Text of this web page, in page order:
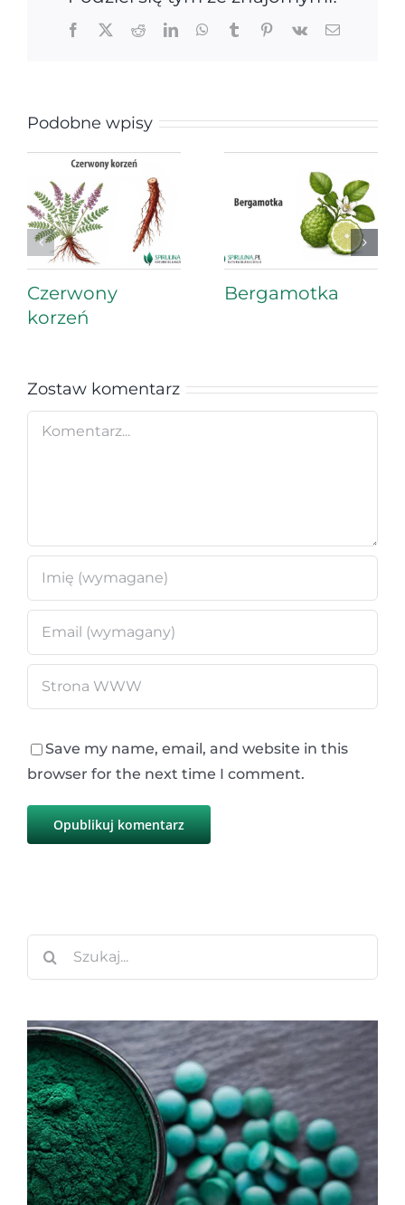
Facebook
X RedditLinkedInWhatsApp
TumblrPinterest
Vk Email
Podobne wpisy
Czerwony
korzeń
Bergamotka
Zostaw komentarz
Save my name, email, and website in this
browser for the next time I comment.